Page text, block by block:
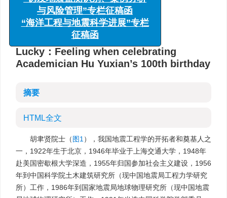
中国地震局地球物理研究所，北京 100081
详细信息
Lucky：Feeling when celebrating
Academician Hu Yuxian’s 100th birthday
摘要
HTML全文
胡聿贤院士（图1 ），我国地震工程学的开拓者和奠基人之
一，1922年生于北京，1946年毕业于上海交通大学，1948年
赴美国密歇根大学深造，1955年归国参加社会主义建设，1956
年到中国科学院土木建筑研究所（现中国地震局工程力学研究
所）工作，1986年到国家地震局地球物理研究所（现中国地震
“诱发地震监测识别、案例分析
与风险管理”专栏征稿函
“海洋工程与地震科学进展”专栏
征稿函